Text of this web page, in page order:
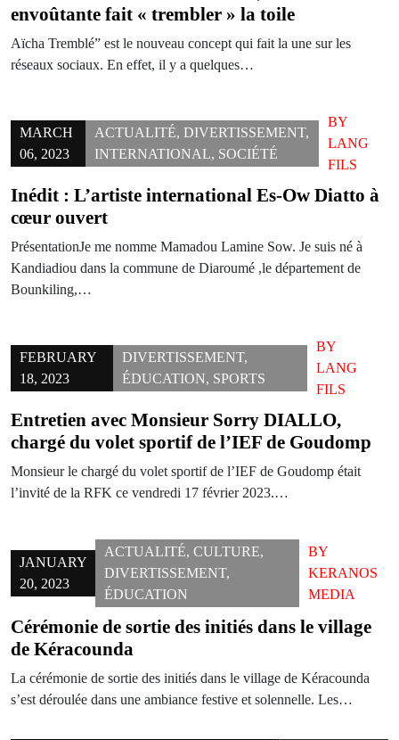
envoûtante fait « trembler » la toile
Aïcha Tremblé” est le nouveau concept qui fait la une sur les
réseaux sociaux. En effet, il y a quelques…
MARCH
06, 2023
ACTUALITÉ,DIVERTISSEMENT,
INTERNATIONAL, SOCIÉTÉ
BY
LANG
FILS
Inédit : L’artiste international Es-Ow Diatto à
cœur ouvert
PrésentationJe me nomme Mamadou Lamine Sow. Je suis né à
Kandiadiou dans la commune de Diaroumé ,le département de
Bounkiling,…
FEBRUARY
18, 2023
DIVERTISSEMENT,
ÉDUCATION, SPORTS
BY
LANG
FILS
Entretien avec Monsieur Sorry DIALLO,
chargé du volet sportif de l’IEF de Goudomp
Monsieur le chargé du volet sportif de l’IEF de Goudomp était
l’invité de la RFK ce vendredi 17 février 2023.…
JANUARY
20, 2023
ACTUALITÉ, CULTURE,
DIVERTISSEMENT,
ÉDUCATION
BY
KERANOS
MEDIA
Cérémonie de sortie des initiés dans le village
de Kéracounda
La cérémonie de sortie des initiés dans le village de Kéracounda
s’est déroulée dans une ambiance festive et solennelle. Les…